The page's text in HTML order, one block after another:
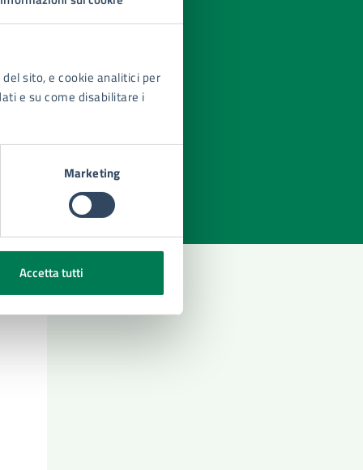
sito, e cookie analitici per
e su come disabilitare i
Marketing
Accetta tutti